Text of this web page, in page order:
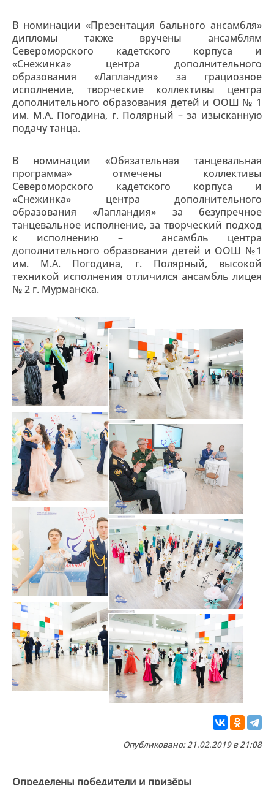
В номинации «Презентация бального ансамбля»
дипломы также вручены ансамблям
Североморского кадетского корпуса и
«Снежинка» центра дополнительного
образования «Лапландия» за грациозное
исполнение, творческие коллективы центра
дополнительного образования детей и ООШ № 1
им. М.А. Погодина, г. Полярный – за изысканную
подачу танца.
В номинации «Обязательная танцевальная
программа» отмечены коллективы
Североморского кадетского корпуса и
«Снежинка» центра дополнительного
образования «Лапландия» за безупречное
танцевальное исполнение, за творческий подход
к исполнению – ансамбль центра
дополнительного образования детей и ООШ №1
им. М.А. Погодина, г. Полярный, высокой
техникой исполнения отличился ансамбль лицея
№ 2 г. Мурманска.
Опубликовано: 21.02.2019 в 21:08
Определены победители и призёры